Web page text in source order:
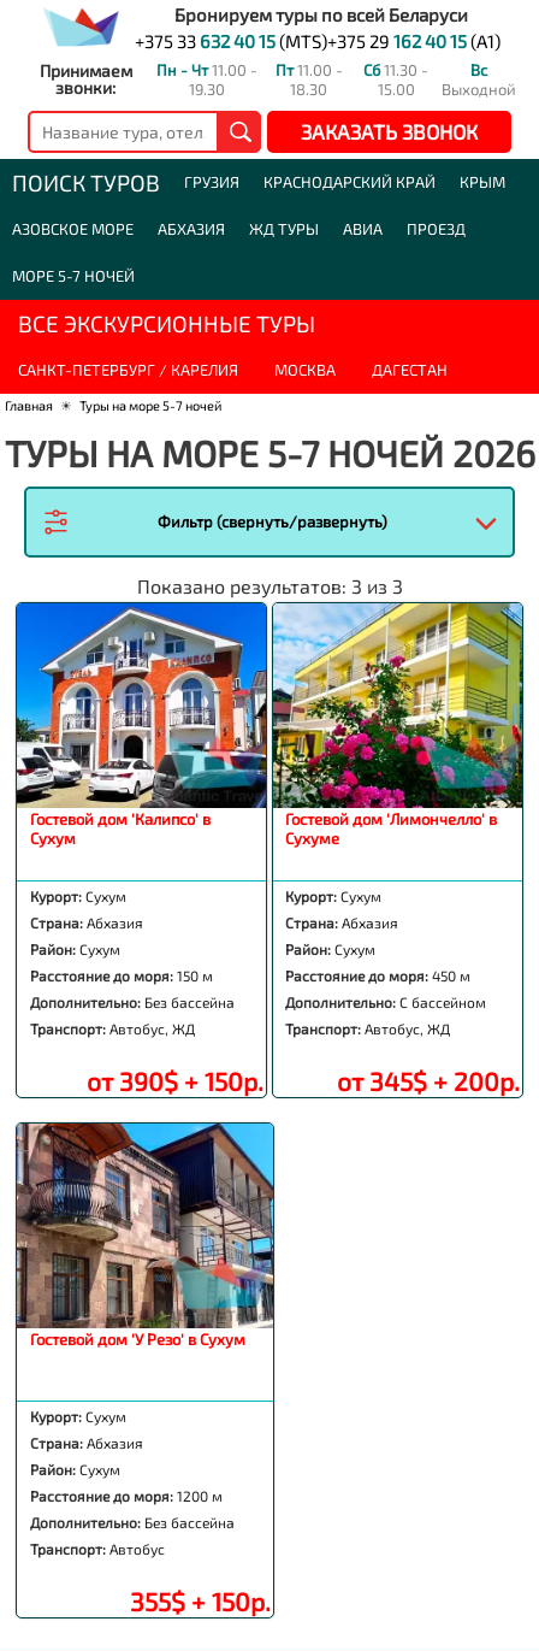
Бронируем туры по всей Беларуси
+375 33 632 40 15(MTS)+375 29 162 40 15(A1)
Принимаем
звонки:
Пн - Чт11.00 -
19.30
Пт11.00 -
18.30
Сб11.30 -
15.00
Вс
Выходной
ЗАКАЗАТЬ ЗВОНОК
ПОИСК ТУРОВ ГРУЗИЯ КРАСНОДАРСКИЙ КРАЙ КРЫМ
АЗОВСКОЕ МОРЕ АБХАЗИЯ ЖД ТУРЫ АВИА ПРОЕЗД
МОРЕ 5-7 НОЧЕЙ
ВСЕ ЭКСКУРСИОННЫЕ ТУРЫ
САНКТ-ПЕТЕРБУРГ / КАРЕЛИЯ МОСКВА ДАГЕСТАН
Главная ☀ Туры на море 5-7 ночей
ТУРЫ НА МОРЕ 5-7 НОЧЕЙ 2026
Фильтр (свернуть/развернуть)
Показано результатов: 3 из 3
Гостевой дом 'Калипсо' в
Сухум
Курорт: Сухум
Страна: Абхазия
Район: Сухум
Расстояние до моря: 150 м
Дополнительно: Без бассейна
Транспорт: Автобус, ЖД
от 390$ + 150р.
Гостевой дом 'Лимончелло' в
Сухуме
Курорт:Сухум
Страна:Абхазия
Район:Сухум
Расстояние до моря:450 м
Дополнительно:С бассейном
Транспорт:Автобус, ЖД
от 345$ + 200р.
Гостевой дом 'У Резо' в Сухум
Курорт: Сухум
Страна: Абхазия
Район: Сухум
Расстояние до моря: 1200 м
Дополнительно: Без бассейна
Транспорт: Автобус
355$ + 150р.